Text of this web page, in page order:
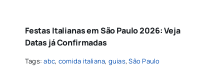
Festas Italianas em São Paulo 2026: Veja
Datas já Confirmadas
Tags:abc, comida italiana, guias,São Paulo